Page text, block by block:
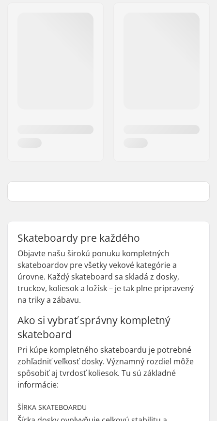
Skateboardy pre každého
Objavte našu širokú ponuku kompletných
skateboardov pre všetky vekové kategórie a
úrovne. Každý skateboard sa skladá z dosky,
truckov, koliesok a ložísk – je tak plne pripravený
na triky a zábavu.
Ako si vybrať správny kompletný
skateboard
Pri kúpe kompletného skateboardu je potrebné
zohľadniť veľkosť dosky. Významný rozdiel môže
spôsobiť aj tvrdosť koliesok. Tu sú základné
informácie:
ŠÍRKA SKATEBOARDU